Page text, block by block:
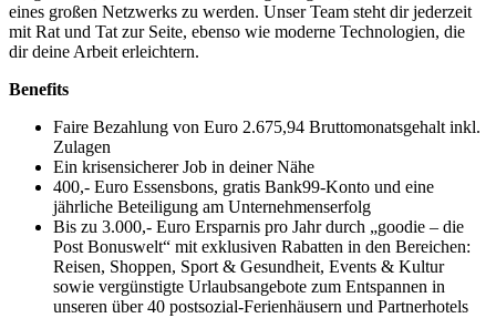
eines großen Netzwerks zu werden. Unser Team steht dir jederzeit
mit Rat und Tat zur Seite, ebenso wie moderne Technologien, die
dir deine Arbeit erleichtern.
Benefits
Faire Bezahlung von Euro 2.675,94 Bruttomonatsgehalt inkl.
Zulagen
Ein krisensicherer Job in deiner Nähe
400,- Euro Essensbons, gratis Bank99-Konto und eine
jährliche Beteiligung am Unternehmenserfolg
Bis zu 3.000,- Euro Ersparnis pro Jahr durch „goodie – die
Post Bonuswelt“ mit exklusiven Rabatten in den Bereichen:
Reisen, Shoppen, Sport & Gesundheit, Events & Kultur
sowie vergünstigte Urlaubsangebote zum Entspannen in
unseren über 40 postsozial-Ferienhäusern und Partnerhotels